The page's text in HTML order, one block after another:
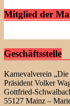
Mitglied der
Geschäftsstelle
Karnevalverein
Präsident Volker
Gottfried-
55127 Mainz –